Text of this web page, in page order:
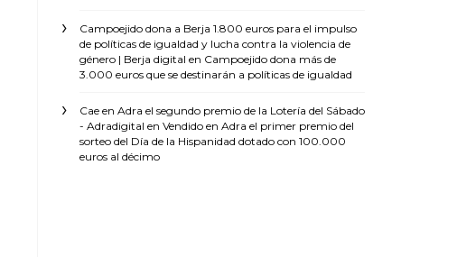
Campoejido dona a Berja 1.800 euros para el impulso
de políticas de igualdad y lucha contra la violencia de
género | Berja digital en Campoejido dona más de
3.000 euros que se destinarán a políticas de igualdad
Cae en Adra el segundo premio de la Lotería del Sábado
- Adradigital en Vendido en Adra el primer premio del
sorteo del Día de la Hispanidad dotado con 100.000
euros al décimo